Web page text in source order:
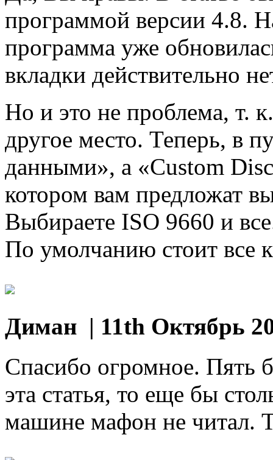
программой версии 4.8.
программа уже
вкладки действительно
Но и это не проблема, т.
другое место. Теперь, в
данными», а «Custom
котором вам предложат
Выбираете ISO 9660 и
По умолчанию стоит все
Диман | 11th Октябрь
Спасибо огромное. Пять
эта статья, то еще бы
машине мафон не читал.